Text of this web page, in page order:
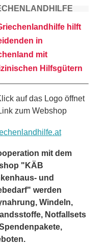
hilft
in
mit
Hilfsgütern
auf das Logo öffnet
zum Webshop
mit dem
"KÄB
und
werden
Windeln,
Notfallsets